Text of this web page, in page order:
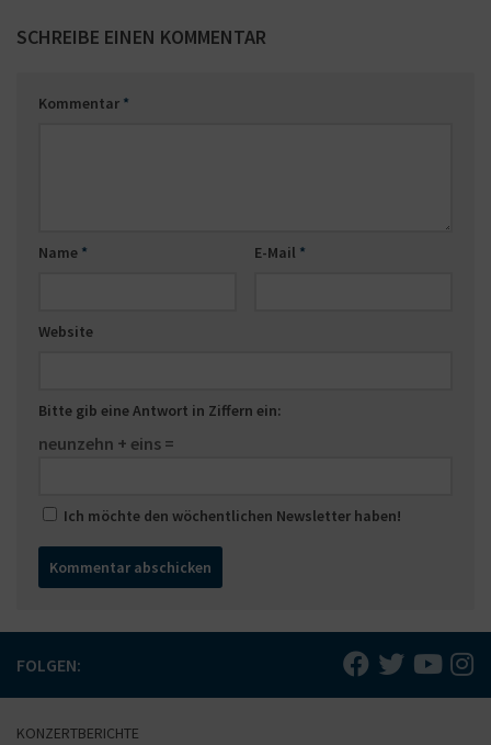
SCHREIBE EINEN KOMMENTAR
Kommentar *
Name * E-Mail *
Website
Bitte gib eine Antwort in Ziffern ein:
neunzehn + eins =
Ich möchte den wöchentlichen Newsletter haben!
FOLGEN:
KONZERTBERICHTE